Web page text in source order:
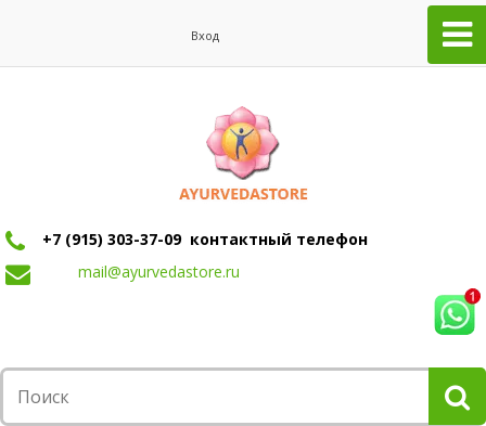
Вход
+7 (915) 303-37-09 контактный телефон
mail@ayurvedastore.ru